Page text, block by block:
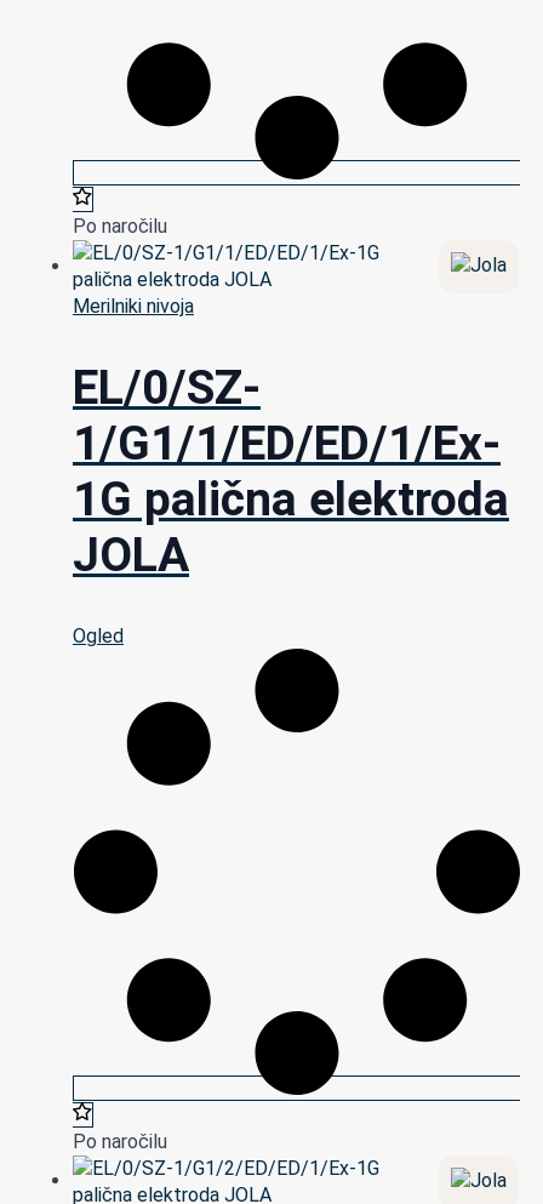
Po naročilu
Merilniki nivoja
EL/0/SZ-
1/G1/1/ED/ED/1/Ex-
1G palična elektroda
JOLA
Ogled
Po naročilu